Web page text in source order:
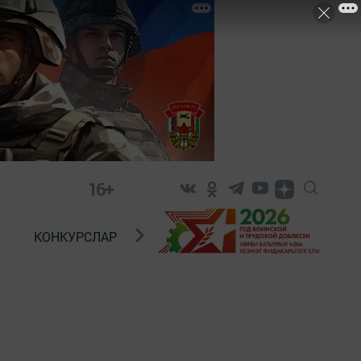
16+
КОНКУРСЛАР ТЕЛЕВИДЕНИЕ